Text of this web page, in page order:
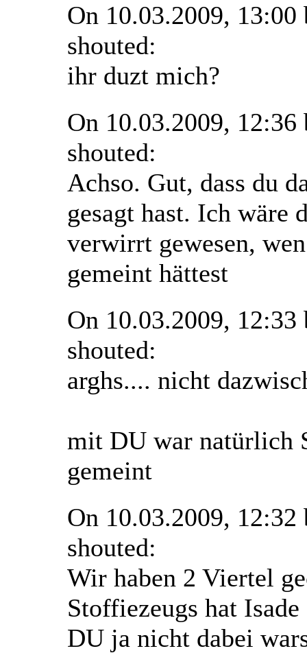
On 10.03.2009,
shouted:
ihr duzt mich?
On 10.03.2009,
shouted:
Achso. Gut, dass du
gesagt hast. Ich wäre
verwirrt gewesen,
gemeint hättest
On 10.03.2009,
shouted:
arghs.... nicht
mit DU war natürlich
gemeint
On 10.03.2009,
shouted:
Wir haben 2 Viertel
Stoffiezeugs hat
DU ja nicht dabei